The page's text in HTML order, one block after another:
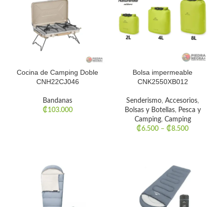
Cocina de Camping Doble
CNH22CJ046
Bandanas
₡103.000
Bolsa impermeable
CNK2550XB012
Senderismo, Accesorios,
Bolsas y Botellas, Pesca y
Camping, Camping
₡6.500 – ₡8.500